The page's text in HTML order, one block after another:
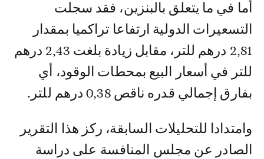
أما في ما يتعلق بالبنزين، فقد سجلت
التسعيرات الدولية ارتفاعا تراكميا بمقدار
2,81 درهم للتر، مقابل زيادة بلغت 2,43 درهم
للتر في أسعار البيع بمحطات الوقود، أي
بفارق إجمالي قدره ناقص 0,38 درهم للتر.
وامتدادا للتحليلات السابقة، ركز هذا التقرير
الصادر عن مجلس المنافسة على دراسة